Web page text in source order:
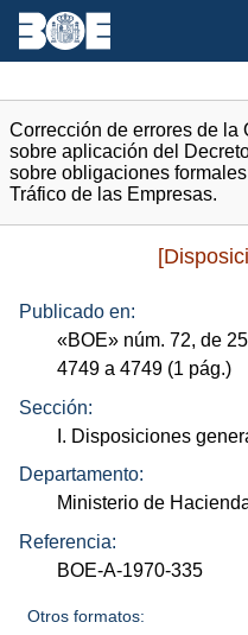
Corrección de errores de la
sobre aplicación del
sobre obligaciones
Tráfico de las Empresas.
Publicado en:
«BOE» núm. 72, de
4749 a 4749 (1 pág.)
Sección:
I. Disposiciones
Departamento:
Ministerio de
Referencia:
BOE-A-1970-335
Otros formatos: